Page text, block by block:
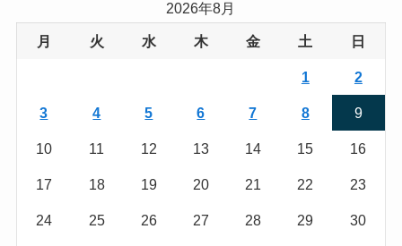
e
2026年8月
月 火 水 木 金 土 日
1 2
3 4 5 6 7 8 9
10 11 12 13 14 15 16
17 18 19 20 21 22 23
24 25 26 27 28 29 30